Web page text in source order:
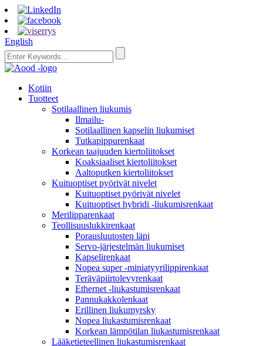
English
Kotiin
Tuotteet
Sotilaallinen liukumis
Ilmailu-
Sotilaallinen kapselin liukumiset
Tutkapippurenkaat
Korkean taajuuden kiertoliitokset
Koaksiaaliset kiertoliitokset
Aaltoputken kiertoliitokset
Kuituoptiset pyörivät nivelet
Kuituoptiset pyörivät nivelet
Kuituoptiset hybridi -liukumisrenkaat
Merilipparenkaat
Teollisuuslukkirenkaat
Porausluutosten läpi
Servo-järjestelmän liukumiset
Kapselirenkaat
Nopea super -miniatyyrilippirenkaat
Teräväpiirtolevyrenkaat
Ethernet -liukastumisrenkaat
Pannukakkolenkaat
Erillinen liukumyrsky
Nopea liukastumisrenkaat
Korkean lämpötilan liukastumisrenkaat
Lääketieteellinen liukastumisrenkaat